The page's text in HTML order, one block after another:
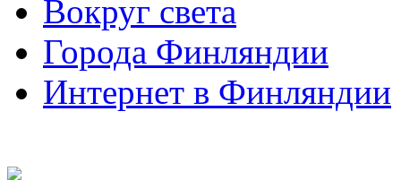
Вокруг света
Города Финляндии
Интернет в Финляндии